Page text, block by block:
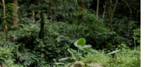
123